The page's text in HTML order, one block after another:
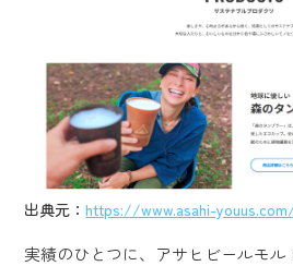
出典元：https://www.asahi-
実績のひとつに、アサヒビールモ